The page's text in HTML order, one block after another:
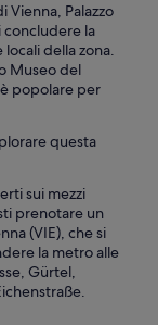
Vienna, Palazzo
concludere la
della zona.
Museo del
popolare per
questa
sui mezzi
prenotare un
(VIE), che si
la metro alle
Gürtel,